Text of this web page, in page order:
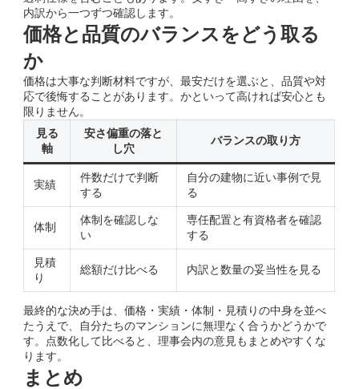
内訳から一つずつ確認します。
価格と品質のバランスをどう取る
か
価格は大事な判断材料ですが、最安だけを選ぶと、品質や対
応で後悔することがあります。かといって高ければ安心とも
限りません。
見る
軸
安さ偏重の落と
し穴
バランスの取り方
実績
件数だけで判断
する
自分の建物に近い事例で見
る
体制
体制を確認しな
い
専任配置と有資格者を確認
する
見積
り
総額だけ比べる 内訳と数量の妥当性を見る
最終的な決め手は、価格・実績・体制・見積りの中身を並べ
たうえで、自分たちのマンションに無理なく合うかどうかで
す。点数化して比べると、理事会内の意見もまとめやすくな
ります。
まとめ